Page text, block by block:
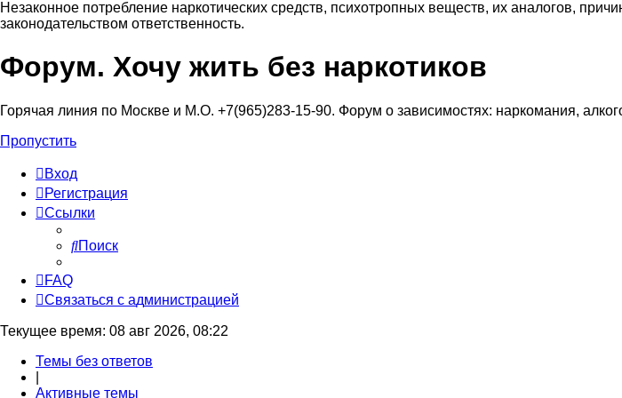
Незаконное потребление наркотических средств, психотропных веществ, их аналогов,
законодательством ответственность.
Регистрация
Форум. Хочу жить без наркотиков
Горячая линия по Москве и М.О. +7(965)283-15-90. Форум о зависимостях: наркомания,
Пропустить
Вход
Регистрация
Ссылки
Поиск
FAQ
Связаться с администрацией
Текущее время: 08 авг 2026, 08:22
Темы без ответов
Активные темы